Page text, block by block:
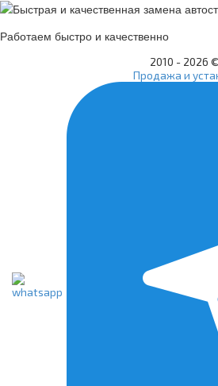
Работаем быстро и качественно
2010 - 2026
Продажа и